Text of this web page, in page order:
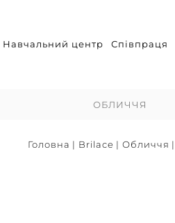
Навчальний центр Співпраця
ОБЛИЧЧЯ
Головна | Brilace | Обличчя |